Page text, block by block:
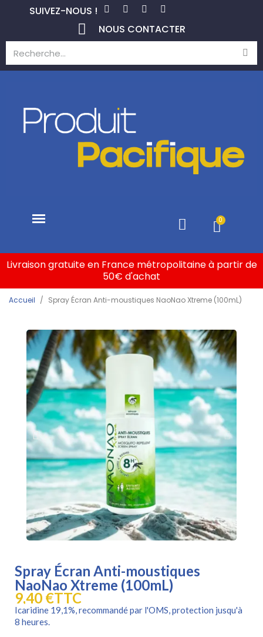
SUIVEZ-NOUS !
NOUS CONTACTER
Livraison gratuite en France métropolitaine à partir de
50€ d'achat
Accueil Spray Écran Anti-moustiques NaoNao Xtreme (100mL)
Spray Écran Anti-moustiques
NaoNao Xtreme (100mL)
9,40 €TTC
Icaridine 19,1%, recommandé par l'OMS, protection jusqu'à
8 heures.